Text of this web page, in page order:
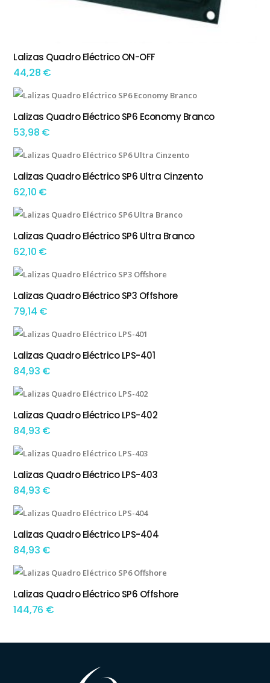
ADICIONAR
Lalizas Quadro Eléctrico ON-OFF
44,28 €
ADICIONAR
Lalizas Quadro Eléctrico SP6 Economy Branco
53,98 €
ADICIONAR
Lalizas Quadro Eléctrico SP6 Ultra Cinzento
62,10 €
ADICIONAR
Lalizas Quadro Eléctrico SP6 Ultra Branco
62,10 €
ADICIONAR
Lalizas Quadro Eléctrico SP3 Offshore
79,14 €
ADICIONAR
Lalizas Quadro Eléctrico LPS-401
84,93 €
ADICIONAR
Lalizas Quadro Eléctrico LPS-402
84,93 €
ADICIONAR
Lalizas Quadro Eléctrico LPS-403
84,93 €
ADICIONAR
Lalizas Quadro Eléctrico LPS-404
84,93 €
ADICIONAR
Lalizas Quadro Eléctrico SP6 Offshore
144,76 €